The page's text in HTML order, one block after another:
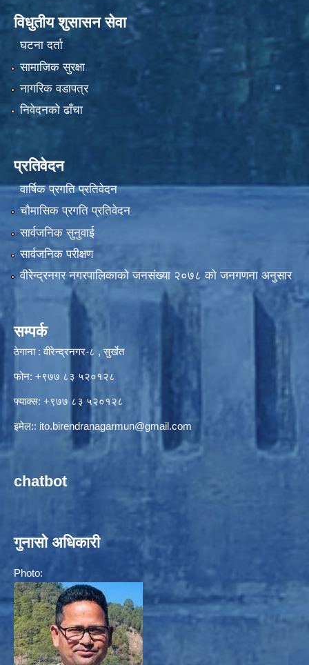
विधुतीय शुसासन सेवा
घटना दर्ता
सामाजिक सुरक्षा
नागरिक वडापत्र
निवेदनको ढाँचा
प्रतिवेदन
वार्षिक प्रगति प्रतिवेदन
चौमासिक प्रगति प्रतिवेदन
सार्वजनिक सुनुवाई
सार्वजनिक परीक्षण
वीरेन्द्रनगर नगरपालिकाकाे जनसंख्या २०७८ काे जनगणना अनुसार
सम्पर्क
ठेगाना : वीरेन्द्रनगर-८ , सुर्खेत
फोन: +९७७ ८३ ५२०१२८
फ्याक्स: +९७७ ८३ ५२०१२८
इमेल:: ito.birendranagarmun@gmail.com
chatbot
गुनासो अधिकारी
Photo: